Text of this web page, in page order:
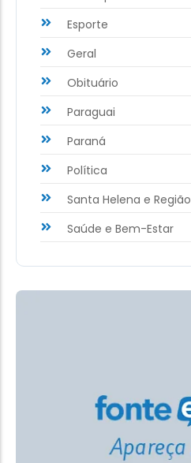
Esporte
Geral
Obituário
Paraguai
Paraná
Política
Santa Helena e Região
Saúde e Bem-Estar